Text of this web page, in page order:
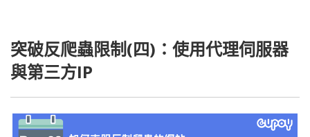
突破反爬蟲限制(四)：使用代理伺服器
與第三方IP